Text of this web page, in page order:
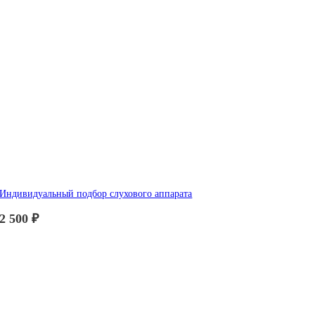
Индивидуальный подбор слухового аппарата
2 500₽